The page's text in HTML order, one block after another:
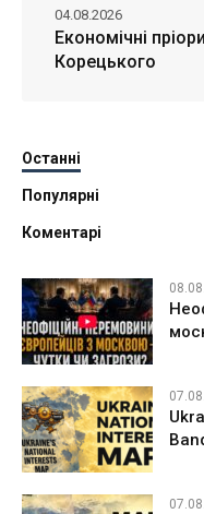
Економічні
Корецького
04.08.2026
Останні
Популярні
Коментарі